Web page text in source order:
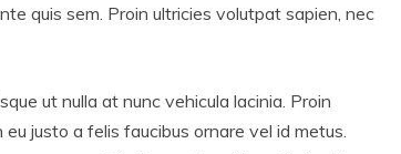
quis sem. Proin ultricies volutpat sapien, nec
ut nulla at nunc vehicula lacinia. Proin
justo a felis faucibus ornare vel id metus.